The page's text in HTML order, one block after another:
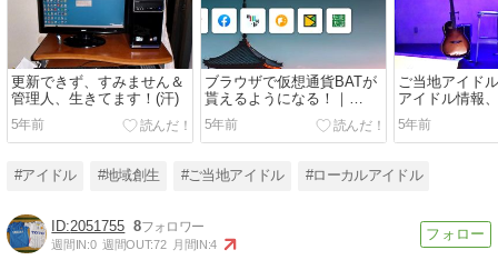
更新できず、すみません＆
管理人、生きてます！(汗)
5年前
ブラウザで仮想通貨BATが
貰えるようになる！｜
Brave
5年前
ご当地アイド
アイドル情報
す！
5年前
#アイドル #地域創生 #ご当地アイドル #ローカルアイドル
2051755 8
週間IN:0 週間OUT:72 月間IN:4